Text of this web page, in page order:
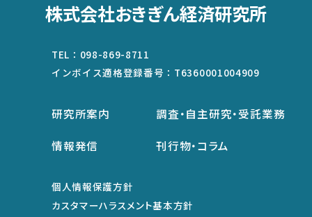
株式会社おきぎん経済研究所
TEL： 098-869-8711
インボイス適格登録番号： T6360001004909
研究所案内
情報発信
調査・自主研究・受託業務
刊行物・コラム
個人情報保護方針
カスタマーハラスメント基本方針